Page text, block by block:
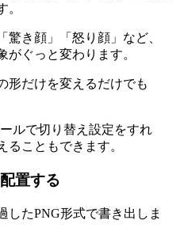
。
き顔」「怒り顔」など、
がぐっと変わります。
形だけを変えるだけでも
ルで切り替え設定をすれ
ることもできます。
置する
したPNG形式で書き出しま